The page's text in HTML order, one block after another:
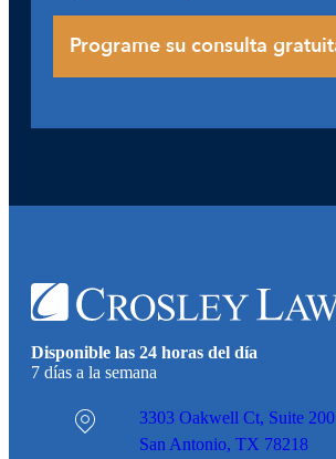
Disponible las 24 horas del día
7 días a la semana
3303 Oakwell Ct, Suite 200
San Antonio, TX 78218